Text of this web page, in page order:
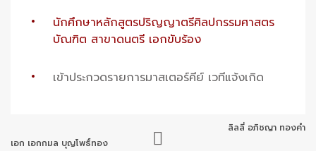
นักศึกษาหลักสูตรปริญญาตรีศิลปกรรมศาสตร
บัณฑิต สาขาดนตรี เอกขับร้อง
เข้าประกวดรายการมาสเตอร์คีย์ เวทีแจ้งเกิด
เอก เอกกมล บุญโพธิ์ทอง
ลิลลี่ อภิชญา ทองคำ